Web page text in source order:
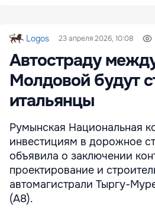
Logos 23 апреля 2026, 10:08
Автостраду
Молдовой будут
итальянцы
Румынская Национальная
инвестициям в дорожное
объявила о заключении
проектирование и
автомагистрали Тыргу-
(A8).